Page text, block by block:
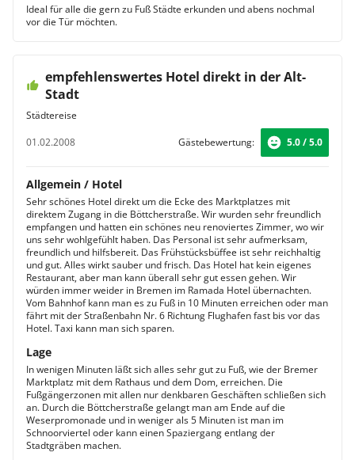
Ideal für alle die gern zu Fuß Städte erkunden und abens nochmal
vor die Tür möchten.
empfehlenswertes Hotel direkt in der Alt-
Stadt
Städtereise
01.02.2008
Gästebewertung: 5.0 / 5.0
Allgemein / Hotel
Sehr schönes Hotel direkt um die Ecke des Marktplatzes mit
direktem Zugang in die Böttcherstraße. Wir wurden sehr freundlich
empfangen und hatten ein schönes neu renoviertes Zimmer, wo wir
uns sehr wohlgefühlt haben. Das Personal ist sehr aufmerksam,
freundlich und hilfsbereit. Das Frühstücksbüffee ist sehr reichhaltig
und gut. Alles wirkt sauber und frisch. Das Hotel hat kein eigenes
Restaurant, aber man kann überall sehr gut essen gehen. Wir
würden immer weider in Bremen im Ramada Hotel übernachten.
Vom Bahnhof kann man es zu Fuß in 10 Minuten erreichen oder man
fährt mit der Straßenbahn Nr. 6 Richtung Flughafen fast bis vor das
Hotel. Taxi kann man sich sparen.
Lage
In wenigen Minuten läßt sich alles sehr gut zu Fuß, wie der Bremer
Marktplatz mit dem Rathaus und dem Dom, erreichen. Die
Fußgängerzonen mit allen nur denkbaren Geschäften schließen sich
an. Durch die Böttcherstraße gelangt man am Ende auf die
Weserpromonade und in weniger als 5 Minuten ist man im
Schnoorviertel oder kann einen Spaziergang entlang der
Stadtgräben machen.